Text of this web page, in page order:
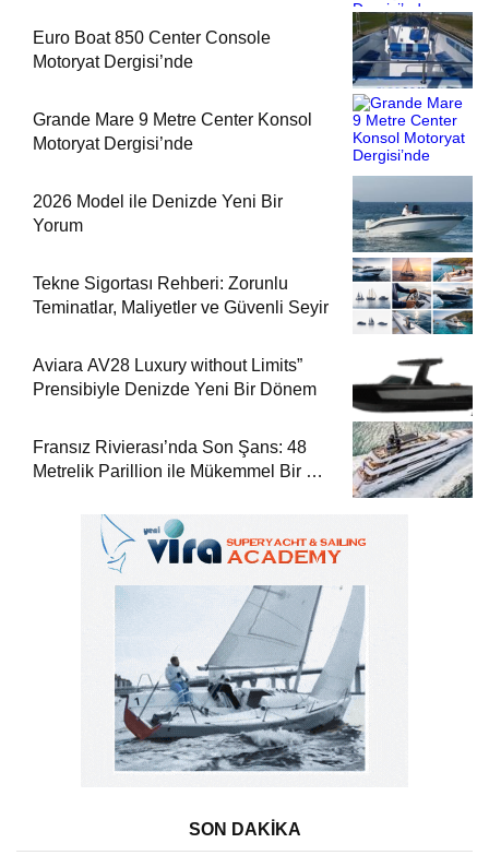
Euro Boat 850 Center Console
Motoryat Dergisi’nde
Grande Mare 9 Metre Center Konsol
Motoryat Dergisi’nde
2026 Model ile Denizde Yeni Bir
Yorum
Tekne Sigortası Rehberi: Zorunlu
Teminatlar, Maliyetler ve Güvenli Seyir
Aviara AV28 Luxury without Limits”
Prensibiyle Denizde Yeni Bir Dönem
Fransız Rivierası’nda Son Şans: 48
Metrelik Parillion ile Mükemmel Bir Yat
SON DAKİKA